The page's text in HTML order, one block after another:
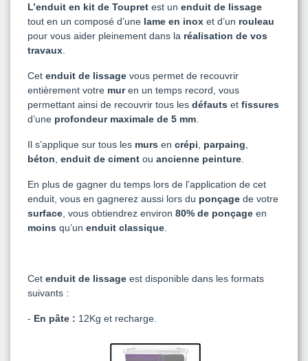
L’enduit en kit de Toupret est un enduit de lissage
tout en un composé d’une lame en inox et d’un rouleau
pour vous aider pleinement dans la réalisation de vos
travaux
Cet enduit de lissage vous permet de recouvrir
entièrement votre muren un temps record, vous
permettant ainsi de recouvrir tous les défauts et fissures
d’une profondeur maximale de 5 mm
Il s’applique sur tous les murs en crépi parpaing
béton enduit de ciment ou ancienne peinture
En plus de gagner du temps lors de l’application de cet
enduit, vous en gagnerez aussi lors du ponçage de votre
surface , vous obtiendrez environ 80% de ponçage en
moins qu’un enduit classique
Cet enduit de lissage est disponible dans les formats
suivants :
- En pâte : 12Kg et recharge.